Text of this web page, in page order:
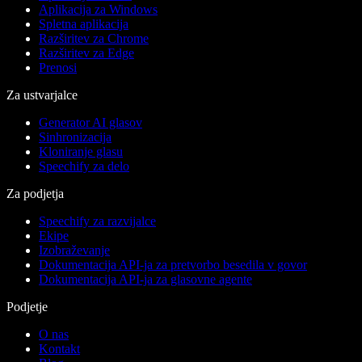
Aplikacija za Windows
Spletna aplikacija
Razširitev za Chrome
Razširitev za Edge
Prenosi
Za ustvarjalce
Generator AI glasov
Sinhronizacija
Kloniranje glasu
Speechify za delo
Za podjetja
Speechify za razvijalce
Ekipe
Izobraževanje
Dokumentacija API-ja za pretvorbo besedila v govor
Dokumentacija API-ja za glasovne agente
Podjetje
O nas
Kontakt